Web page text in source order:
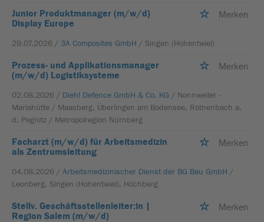
Junior Produktmanager (m/w/d)
Display Europe
Merken
29.07.2026 / 3A Composites GmbH / Singen (Hohentwiel)
Prozess- und Applikationsmanager
(m/w/d) Logistiksysteme
Merken
02.08.2026 / Diehl Defence GmbH & Co. KG / Nonnweiler -
Mariahütte / Maasberg, Überlingen am Bodensee, Röthenbach a.
d. Pegnitz / Metropolregion Nürnberg
Facharzt (m/w/d) für Arbeitsmedizin
als Zentrumsleitung
Merken
04.08.2026 / Arbeitsmedizinischer Dienst der BG Bau GmbH /
Leonberg, Singen (Hohentwiel), Höchberg
Stellv. Geschäftsstellenleiter:in |
Region Salem (m/w/d)
Merken